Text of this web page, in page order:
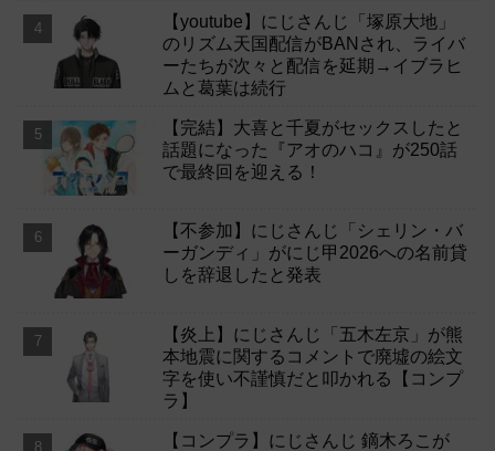
【youtube】にじさんじ「塚原大地」
のリズム天国配信がBANされ、ライバ
ーたちが次々と配信を延期→イブラヒ
ムと葛葉は続行
【完結】大喜と千夏がセックスしたと
話題になった『アオのハコ』が250話
で最終回を迎える！
【不参加】にじさんじ「シェリン・バ
ーガンディ」がにじ甲2026への名前貸
しを辞退したと発表
【炎上】にじさんじ「五木左京」が熊
本地震に関するコメントで廃墟の絵文
字を使い不謹慎だと叩かれる【コンプ
ラ】
【コンプラ】にじさんじ 鏑木ろこが